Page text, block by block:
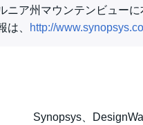
ニア州マウンテンビュー
は、
http://
Synopsys、